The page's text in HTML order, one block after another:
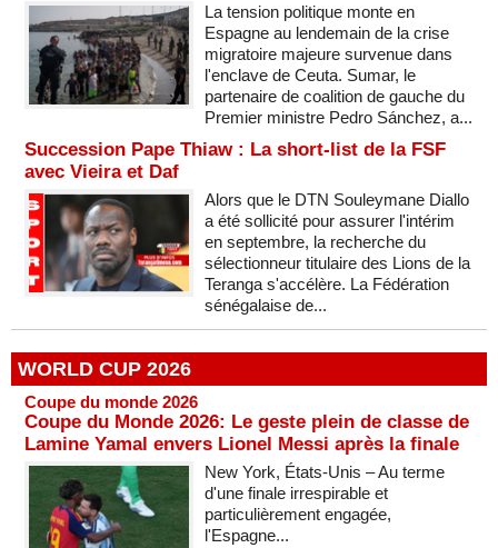
La tension politique monte en
Espagne au lendemain de la crise
migratoire majeure survenue dans
l'enclave de Ceuta. Sumar, le
partenaire de coalition de gauche du
Premier ministre Pedro Sánchez, a...
Succession Pape Thiaw : La short-list de la FSF
avec Vieira et Daf
Alors que le DTN Souleymane Diallo
a été sollicité pour assurer l'intérim
en septembre, la recherche du
sélectionneur titulaire des Lions de la
Teranga s'accélère. La Fédération
sénégalaise de...
WORLD CUP 2026
Coupe du monde 2026
Coupe du Monde 2026: Le geste plein de classe de
Lamine Yamal envers Lionel Messi après la finale
New York, États-Unis – Au terme
d'une finale irrespirable et
particulièrement engagée,
l'Espagne...